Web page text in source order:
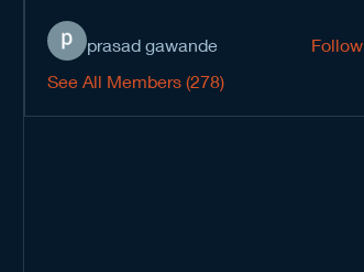
prasad gawande
Follow
See All Members (278)